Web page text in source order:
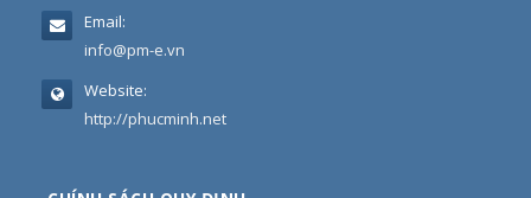
Email:
info@pm-e.vn
Website:
http://phucminh.net